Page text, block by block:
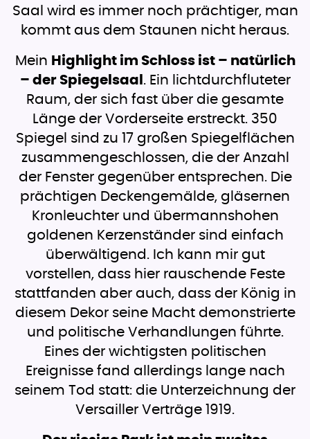
Saal wird es immer noch prächtiger, man
kommt aus dem Staunen nicht heraus.
Mein Highlight im Schloss ist – natürlich
– der Spiegelsaal . Ein lichtdurchfluteter
Raum, der sich fast über die gesamte
Länge der Vorderseite erstreckt. 350
Spiegel sind zu 17 großen Spiegelflächen
zusammengeschlossen, die der Anzahl
der Fenster gegenüber entsprechen. Die
prächtigen Deckengemälde, gläsernen
Kronleuchter und übermannshohen
goldenen Kerzenständer sind einfach
überwältigend. Ich kann mir gut
vorstellen, dass hier rauschende Feste
stattfanden aber auch, dass der König in
diesem Dekor seine Macht demonstrierte
und politische Verhandlungen führte.
Eines der wichtigsten politischen
Ereignisse fand allerdings lange nach
seinem Tod statt: die Unterzeichnung der
Versailler Verträge 1919.